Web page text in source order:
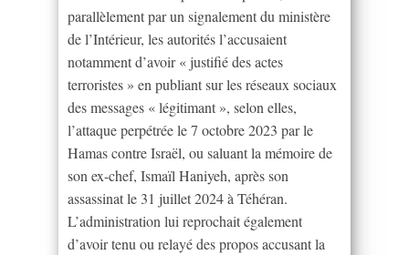
parallèlement par un signalement du ministère
de l’Intérieur, les autorités l’accusaient
notamment d’avoir « justifié des actes
terroristes » en publiant sur les réseaux sociaux
des messages « légitimant », selon elles,
l’attaque perpétrée le 7 octobre 2023 par le
Hamas contre Israël, ou saluant la mémoire de
son ex-chef, Ismaïl Haniyeh, après son
assassinat le 31 juillet 2024 à Téhéran.
L’administration lui reprochait également
d’avoir tenu ou relayé des propos accusant la